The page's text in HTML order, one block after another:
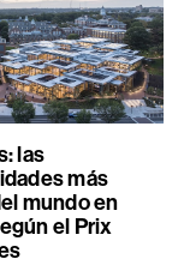
las
más
mundo en
el Prix